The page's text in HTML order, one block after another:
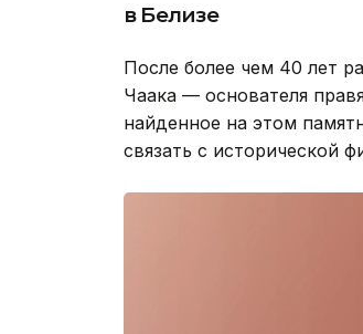
в Белизе
После более чем 40 лет
Чаака — основателя
найденное на этом
связать с исторической